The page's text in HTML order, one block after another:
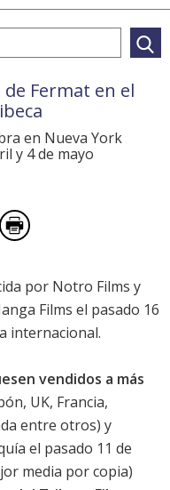
Fermat en el
en Nueva York
y 4 de mayo
por Notro Films y
Films el pasado 16
internacional.
vendidos a más
UK, Francia,
entre otros) y
el pasado 11 de
media por copia)